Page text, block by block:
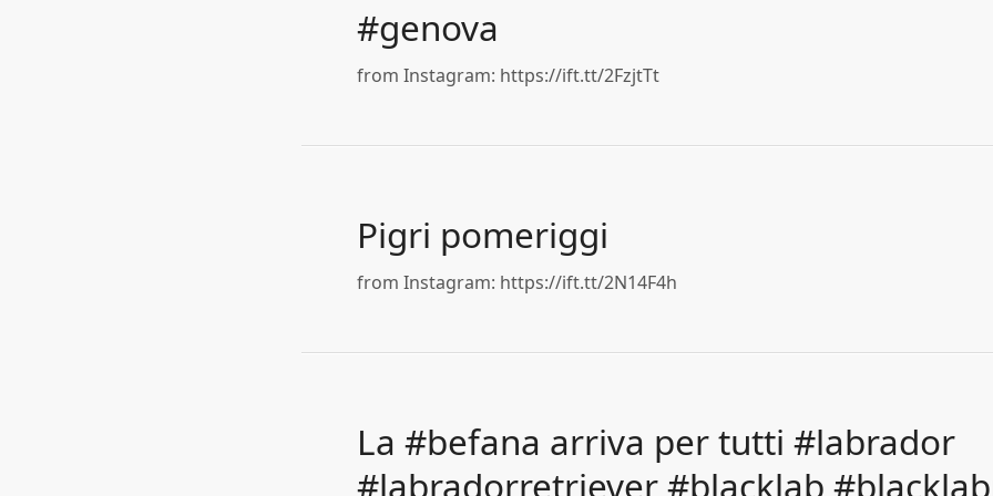
#genova
from Instagram: https://ift.tt/2FzjtTt
Pigri pomeriggi
from Instagram: https://ift.tt/2N14F4h
La #befana arriva per tutti #labrador
#labradorretriever #blacklab